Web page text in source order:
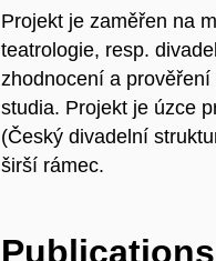
Projekt je zaměřen na
teatrologie, resp.
zhodnocení a
studia. Projekt je úzce
(Český divadelní
širší rámec.
Publications